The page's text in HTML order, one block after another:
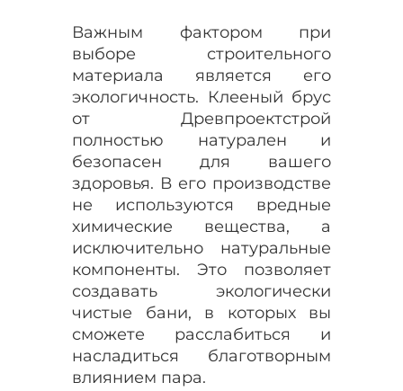
Важным фактором при
выборе строительного
материала является его
экологичность. Клееный брус
от Древпроектстрой
полностью натурален и
безопасен для вашего
здоровья. В его производстве
не используются вредные
химические вещества, а
исключительно натуральные
компоненты. Это позволяет
создавать экологически
чистые бани, в которых вы
сможете расслабиться и
насладиться благотворным
влиянием пара.